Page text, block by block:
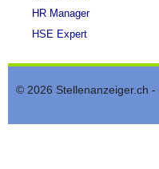
Lehrstellen
gratis
HR Manager
HSE Expert
© 2026 Stellenanzeiger.ch -